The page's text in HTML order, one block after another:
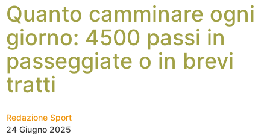
Quanto camminare ogni
giorno: 4500 passi in
passeggiate o in brevi
tratti
Redazione Sport
24 Giugno 2025